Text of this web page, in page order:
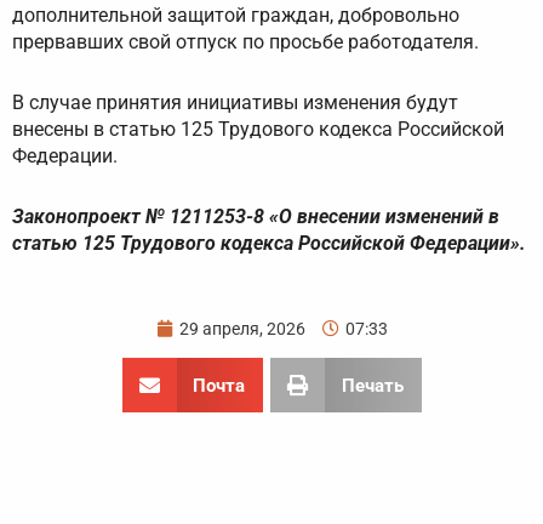
дополнительной защитой граждан, добровольно
прервавших свой отпуск по просьбе работодателя.
В случае принятия инициативы изменения будут
внесены в статью 125 Трудового кодекса Российской
Федерации.
Законопроект № 1211253-8 «О внесении изменений в
статью 125 Трудового кодекса Российской Федерации».
29 апреля, 2026 07:33
Почта Печать